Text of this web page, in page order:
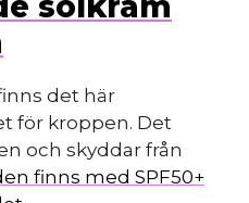
det här
för kroppen. Det
och skyddar från
finns med SPF50+